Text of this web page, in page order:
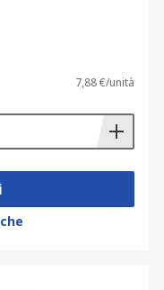
con
possono
a misura per
prima
o tracce
i pin
7,88 €/unità